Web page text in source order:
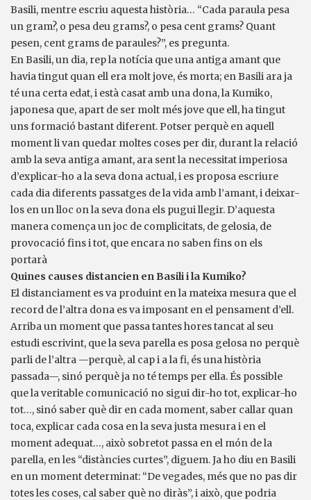
Basili, mentre escriu aquesta història… “Cada paraula pesa
un gram?, o pesa deu grams?, o pesa cent grams? Quant
pesen, cent grams de paraules?”, es pregunta.
En Basili, un dia, rep la notícia que una antiga amant que
havia tingut quan ell era molt jove, és morta; en Basili ara ja
té una certa edat, i està casat amb una dona, la Kumiko,
japonesa que, apart de ser molt més jove que ell, ha tingut
uns formació bastant diferent. Potser perquè en aquell
moment li van quedar moltes coses per dir, durant la relació
amb la seva antiga amant, ara sent la necessitat imperiosa
d’explicar-ho a la seva dona actual, i es proposa escriure
cada dia diferents passatges de la vida amb l’amant, i deixar-
los en un lloc on la seva dona els pugui llegir. D’aquesta
manera comença un joc de complicitats, de gelosia, de
provocació fins i tot, que encara no saben fins on els
portarà
Quines causes distancien en Basili i la Kumiko?
El distanciament es va produint en la mateixa mesura que el
record de l’altra dona es va imposant en el pensament d’ell.
Arriba un moment que passa tantes hores tancat al seu
estudi escrivint, que la seva parella es posa gelosa no perquè
parli de l’altra —perquè, al cap i a la fi, és una història
passada—, sinó perquè ja no té temps per ella. És possible
que la veritable comunicació no sigui dir-ho tot, explicar-ho
tot…, sinó saber què dir en cada moment, saber callar quan
toca, explicar cada cosa en la seva justa mesura i en el
moment adequat…, això sobretot passa en el món de la
parella, en les “distàncies curtes”, diguem. Ja ho diu en Basili
en un moment determinat: “De vegades, més que no pas dir
totes les coses, cal saber què no diràs”, i això, que podria